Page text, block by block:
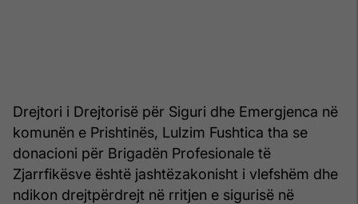
Drejtori i Drejtorisë për Siguri dhe Emergjenca në
komunën e Prishtinës, Lulzim Fushtica tha se
donacioni për Brigadën Profesionale të
Zjarrfikësve është jashtëzakonisht i vlefshëm dhe
ndikon drejtpërdrejt në rritjen e sigurisë në